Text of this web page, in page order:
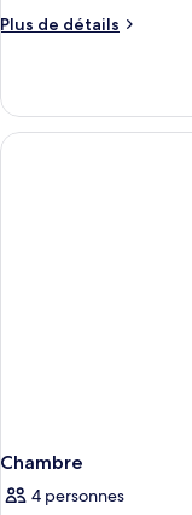
chambre :
balcon
Plus de détails
Plus
le
type
de
Chambre
4 personnes